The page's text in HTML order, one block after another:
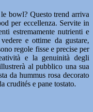
bowl? Questo trend arriva
per eccellenza. Servite in
estremamente nutrienti e
e ottime da gustare,
regole fisse e precise per
e la genuinità degli
al pubblico una sua
da hummus rosa decorato
crudités e pane tostato.